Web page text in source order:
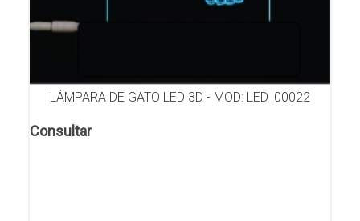
LÁMPARA DE GATO LED 3D - MOD: LED_00022
Consultar